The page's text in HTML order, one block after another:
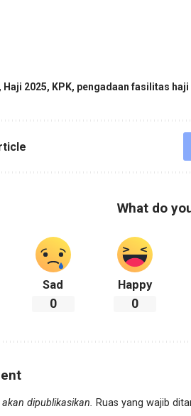
, Haji 2025, KPK, pengadaan fasilitas haji
What do
Sad
0
Happy
0
dipublikasikan. Ruas yang wajib